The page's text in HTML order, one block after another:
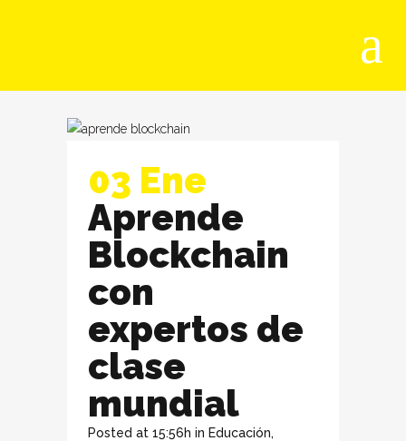
03 Ene
Aprende
Blockchain
con
expertos de
clase
mundial
Posted at 15:56h in Educación,